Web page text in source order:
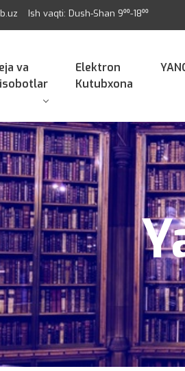
Ish vaqti: Dush-Shan 9⁰⁰-18⁰⁰
va
Elektron
Kutubxona